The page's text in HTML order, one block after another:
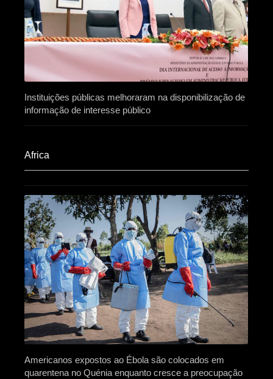
Instituições públicas melhoraram na disponibilização de
informação de interesse público
Africa​
Americanos expostos ao Ébola são colocados em
quarentena no Quénia enquanto cresce a preocupação